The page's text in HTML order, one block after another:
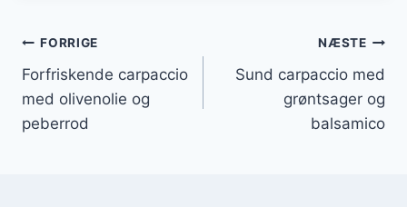
Indlægsnavigation
FORRIGE
Forfriskende carpaccio
med olivenolie og
peberrod
NÆSTE
Sund carpaccio med
grøntsager og
balsamico